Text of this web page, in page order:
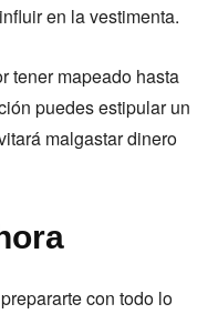
en la vestimenta.
tener mapeado hasta
puedes estipular un
malgastar dinero
con todo lo